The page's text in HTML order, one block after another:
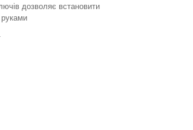
дозволяє встановити
руками